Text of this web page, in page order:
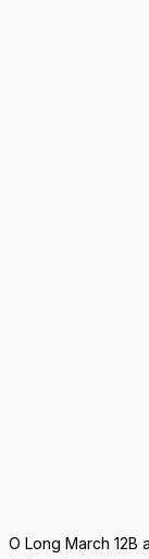
O Long March 12B